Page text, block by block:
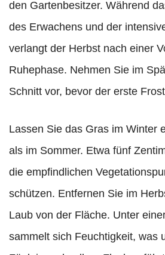
den Gartenbesitzer. Während
des Erwachens und der
verlangt der Herbst nach einer
Ruhephase. Nehmen Sie im
Schnitt vor, bevor der erste
Lassen Sie das Gras im Winter
als im Sommer. Etwa fünf
die empfindlichen
schützen. Entfernen Sie im
Laub von der Fläche. Unter
sammelt sich Feuchtigkeit, was